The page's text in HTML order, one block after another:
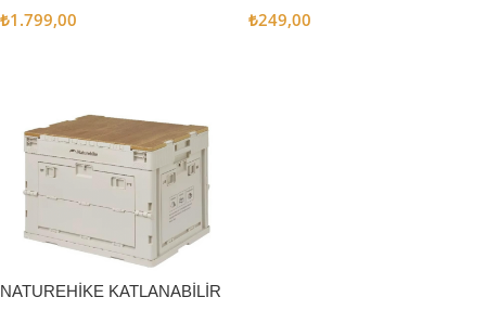
₺1.799,00
₺249,00
NATUREHİKE KATLANABİLİR